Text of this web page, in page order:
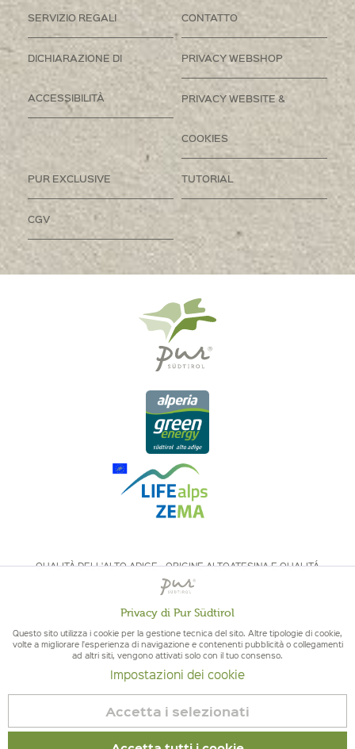
SERVIZIO REGALI CONTATTO
DICHIARAZIONE DI
ACCESSIBILITÀ
PRIVACY WEBSHOP
PRIVACY WEBSITE &
COOKIES
PUR EXCLUSIVE TUTORIAL
CGV
QUALITÀ DELL'ALTO ADIGE - ORIGINE ALTOATESINA E QUALITÁ
CONTROLLATA
Revoca contratto
Tracciamento
Non
Privacy di Pur Südtirol
Questo sito utilizza i cookie per la gestione tecnica del sito. Altre tipologie di cookie,
volte a migliorare l'esperienza di navigazione e contenenti pubblicità o collegamenti
ad altri siti, vengono attivati solo con il tuo consenso.
Impostazioni dei cookie
Accetta i selezionati